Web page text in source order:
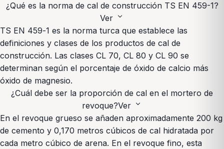
¿Qué es la norma de cal de construcción TS EN 459-1?
Ver expand_more
TS EN 459-1 es la norma turca que establece las
definiciones y clases de los productos de cal de
construcción. Las clases CL 70, CL 80 y CL 90 se
determinan según el porcentaje de óxido de calcio más
óxido de magnesio.
¿Cuál debe ser la proporción de cal en el mortero de
revoque?Ver expand_more
En el revoque grueso se añaden aproximadamente 200 kg
de cemento y 0,170 metros cúbicos de cal hidratada por
cada metro cúbico de arena. En el revoque fino, esta